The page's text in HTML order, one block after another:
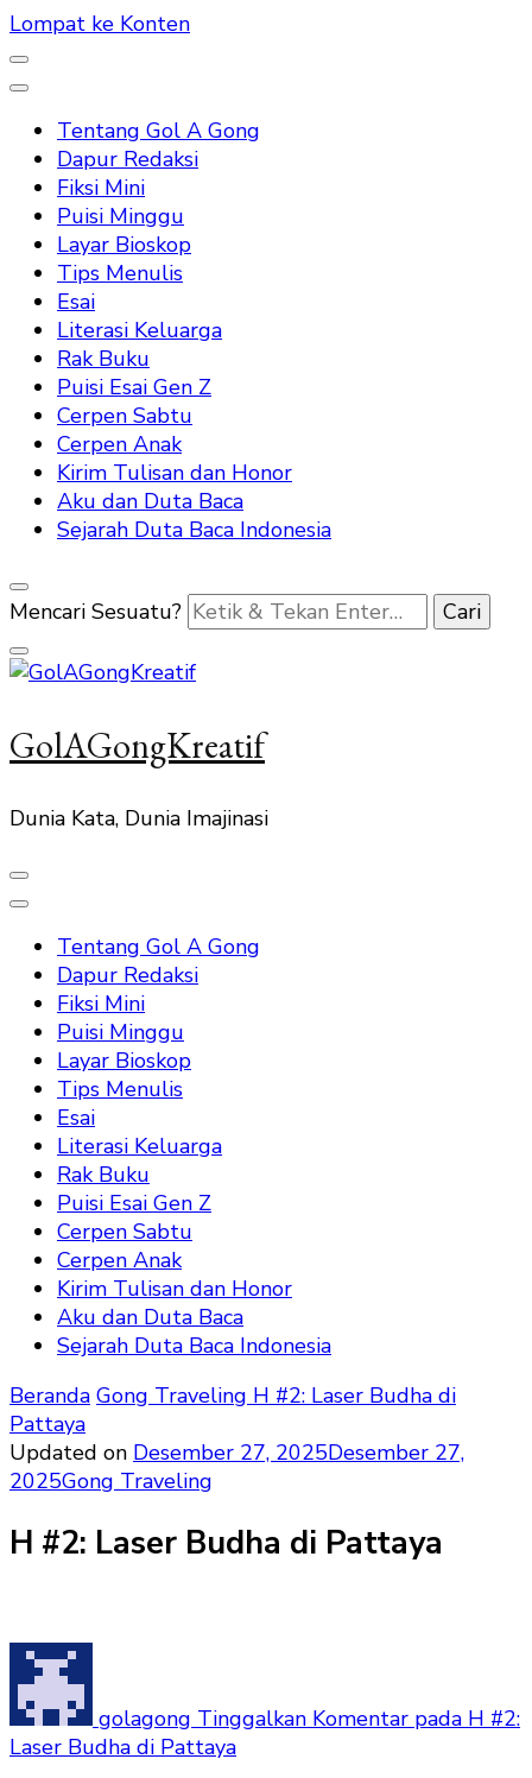
Lompat ke Konten
Tentang Gol A Gong
Dapur Redaksi
Fiksi Mini
Puisi Minggu
Layar Bioskop
Tips Menulis
Esai
Literasi Keluarga
Rak Buku
Puisi Esai Gen Z
Cerpen Sabtu
Cerpen Anak
Kirim Tulisan dan Honor
Aku dan Duta Baca
Sejarah Duta Baca Indonesia
Mencari Sesuatu?
GolAGongKreatif
Dunia Kata, Dunia Imajinasi
Tentang Gol A Gong
Dapur Redaksi
Fiksi Mini
Puisi Minggu
Layar Bioskop
Tips Menulis
Esai
Literasi Keluarga
Rak Buku
Puisi Esai Gen Z
Cerpen Sabtu
Cerpen Anak
Kirim Tulisan dan Honor
Aku dan Duta Baca
Sejarah Duta Baca Indonesia
Beranda Gong Traveling H #2: Laser Budha di
Pattaya
Updated on Desember 27, 2025Desember 27,
2025Gong Traveling
H #2: Laser Budha di Pattaya
golagong Tinggalkan Komentar pada H #2:
Laser Budha di Pattaya